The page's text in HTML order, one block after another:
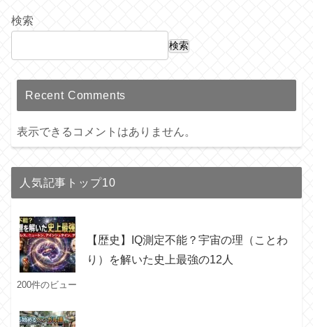
検索
検索
Recent Comments
表示できるコメントはありません。
人気記事トップ10
【歴史】IQ測定不能？宇宙の理（ことわ
り）を解いた史上最強の12人
200件のビュー